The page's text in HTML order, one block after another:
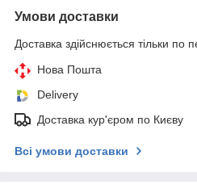
Умови доставки
Доставка здійснюється тільки по
Нова Пошта
Delivery
Доставка кур'єром по Києву
Всі умови доставки